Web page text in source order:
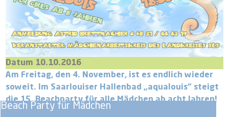
Beach Party für Mädchen
Datum 10.10.2016
Am Freitag, den 4. November, ist es endlich wieder
soweit. Im Saarlouiser Hallenbad „aqualouis“ steigt
die 15. Beachparty für alle Mädchen ab acht Jahren!